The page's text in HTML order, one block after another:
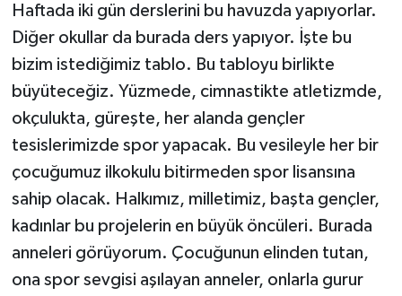
Haftada iki gün derslerini bu havuzda yapıyorlar.
Diğer okullar da burada ders yapıyor. İşte bu
bizim istediğimiz tablo. Bu tabloyu birlikte
büyüteceğiz. Yüzmede, cimnastikte atletizmde,
okçulukta, güreşte, her alanda gençler
tesislerimizde spor yapacak. Bu vesileyle her bir
çocuğumuz ilkokulu bitirmeden spor lisansına
sahip olacak. Halkımız, milletimiz, başta gençler,
kadınlar bu projelerin en büyük öncüleri. Burada
anneleri görüyorum. Çocuğunun elinden tutan,
ona spor sevgisi aşılayan anneler, onlarla gurur